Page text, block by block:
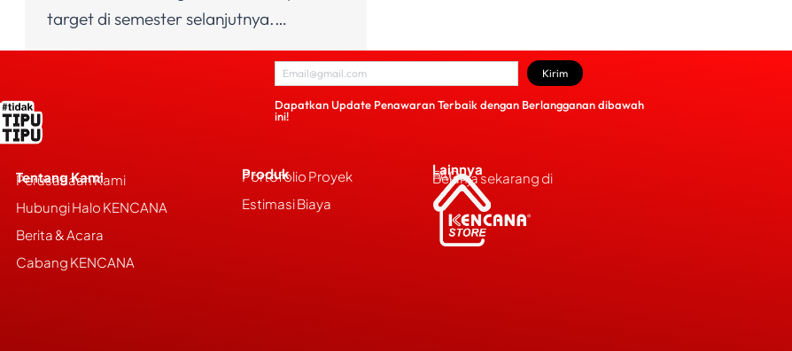
target di semester selanjutnya.…
Dapatkan Update Penawaran Terbaik dengan Berlangganan dibawah
ini!
Kirim
Tentang Kami
Perusahaan Kami
Hubungi Halo KENCANA
Berita & Acara
Cabang KENCANA
Produk
Portofolio Proyek
Estimasi Biaya
Lainnya
FAQs
Belanja sekarang di